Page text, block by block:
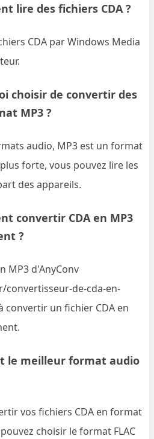
lire des fichiers CDA ?
CDA par Windows Media
choisir de convertir des
MP3 ?
audio, MP3 est un format
forte, vous pouvez lire les
des appareils.
convertir CDA en MP3
?
MP3 d'AnyConv
de-cda-en-
convertir un fichier CDA en
le meilleur format audio
vos fichiers CDA en format
choisir le format FLAC